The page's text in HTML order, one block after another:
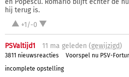
en Popescu. Romario blijft echter de
hij terug is.
+1/-0
PSValtijd1 11 ma geleden (gewijzigd)
3811 nieuwsreacties
Voorspel nu PSV-
incomplete opstelling